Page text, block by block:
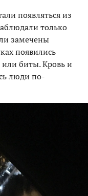
появляться из
только
замечены
появились
биты. Кровь и
люди по-